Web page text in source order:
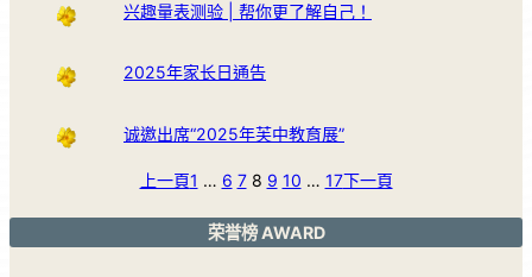
兴趣量表测验 | 帮你更了解自己！
2025年家长日通告
诚邀出席“2025年芙中教育展”
上一頁1 … 6 7 8 9 10 … 17下一頁
荣誉榜 AWARD